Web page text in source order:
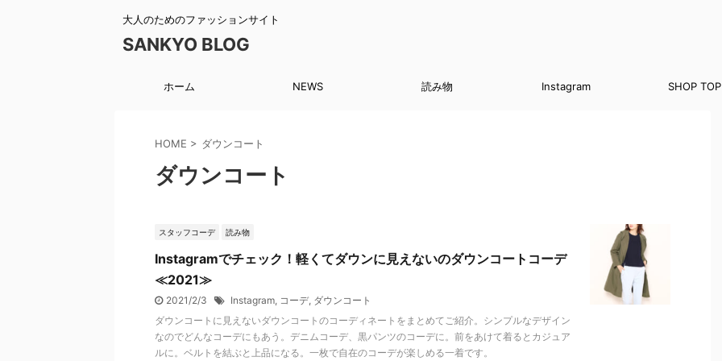
大人のためのファッションサイト
SANKYO BLOG
ホーム NEWS 読み物 Instagram SHOP TOP
HOME > ダウンコート
ダウンコート
スタッフコーデ 読み物
Instagramでチェック！軽くてダウンに見えないのダウンコートコーデ
≪2021≫
2021/2/3 Instagram, コーデ, ダウンコート
ダウンコートに見えないダウンコートのコーディネートをまとめてご紹介。シンプルなデザイン
なのでどんなコーデにもあう。デニムコーデ、黒パンツのコーデに。前をあけて着るとカジュア
ルに。ベルトを結ぶと上品になる。一枚で自在のコーデが楽しめる一着です。